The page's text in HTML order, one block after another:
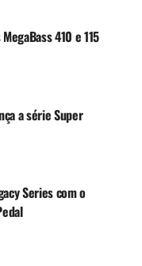
de PRE
(volume de
na
da
410 e 115
a série Super
Series com o